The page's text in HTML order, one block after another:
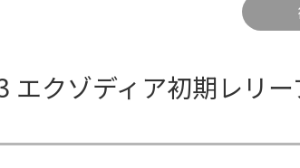
クゾディア初期レリー